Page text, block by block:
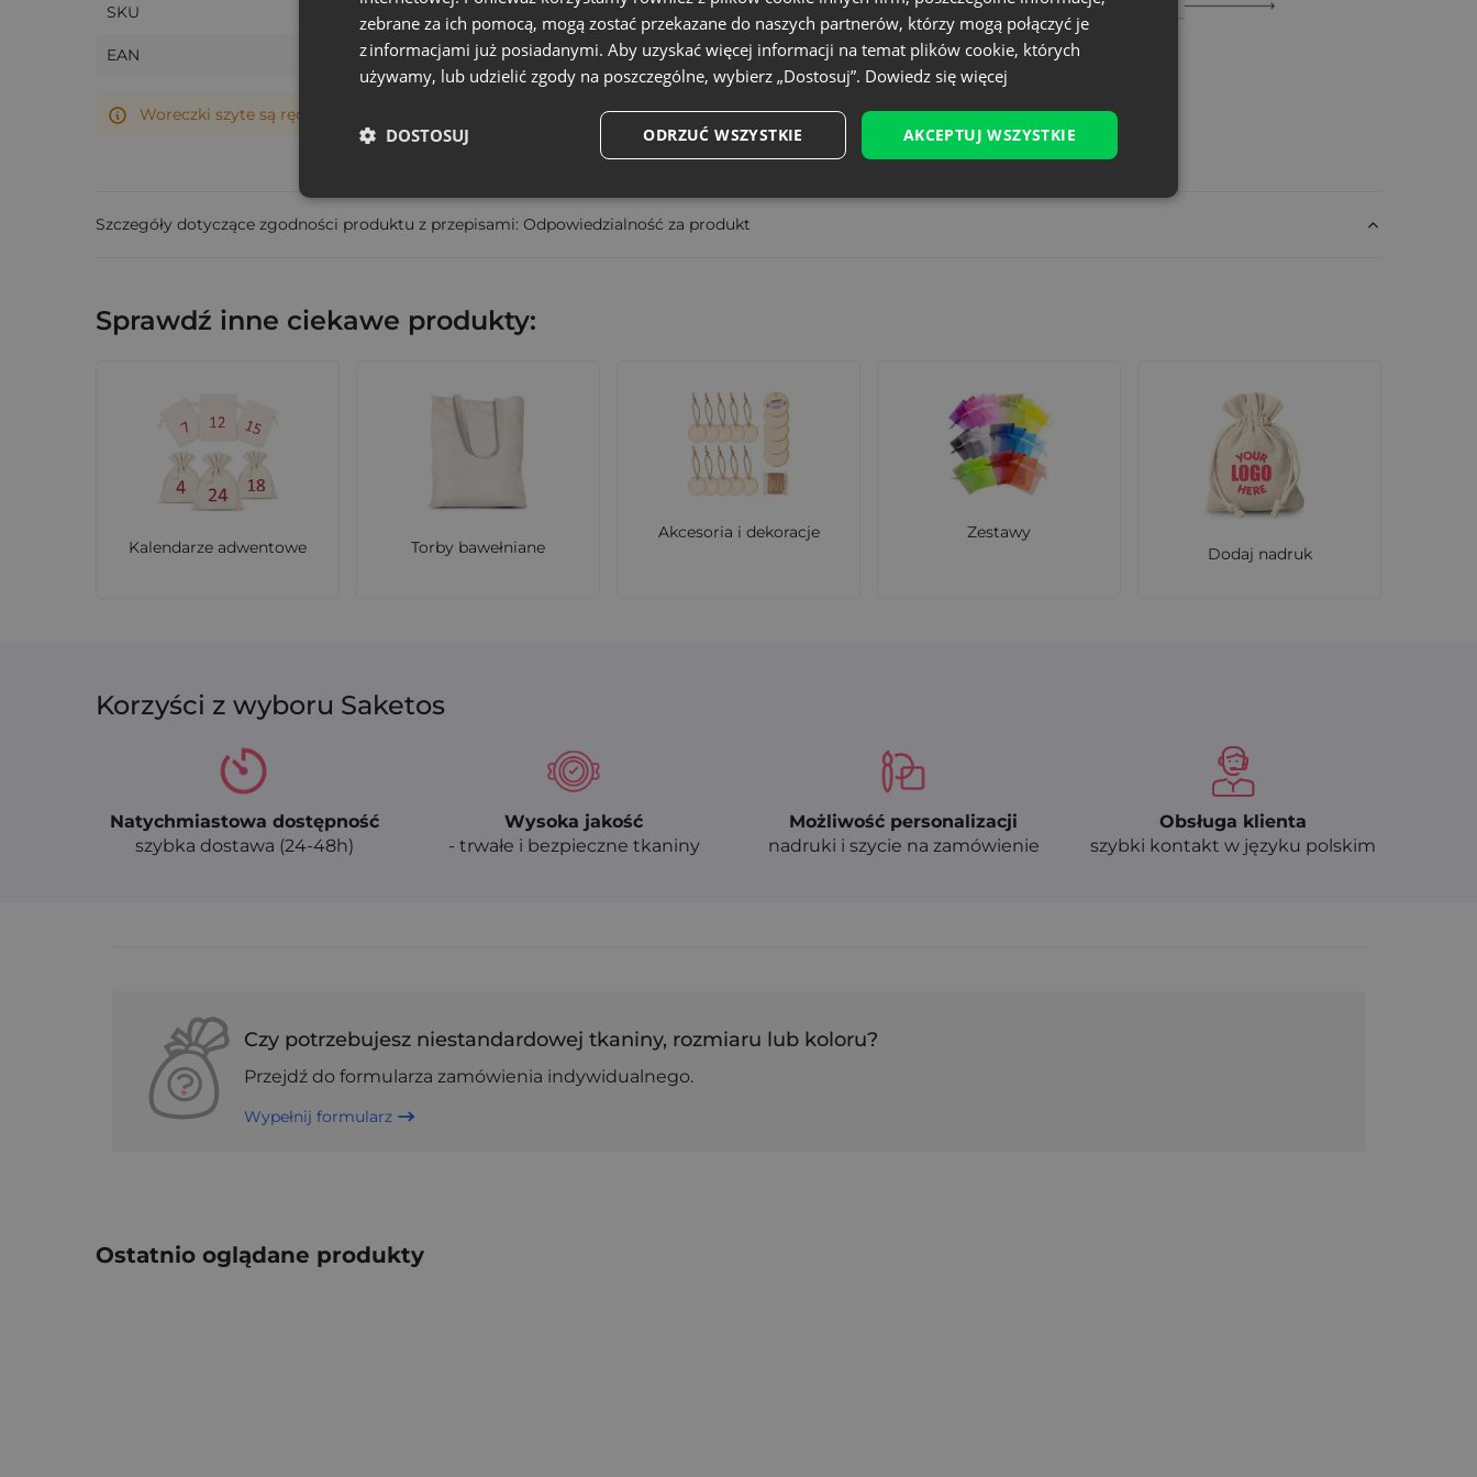
15 cm szerokości x 20 cm wysokości.
Zestaw zawiera 5 sztuk.
SKU PJUT-1520-NAT.GD-001
EAN 5903003410966
Woreczki szyte są ręcznie, dlatego ich rzeczywisty rozmiar może różnić +/- 1 cm
Szczegóły dotyczące zgodności produktu z przepisami: Odpowiedzialność za produkt
Sprawdź inne ciekawe produkty:
Kalendarze adwentowe Torby bawełniane
Akcesoria i dekoracje
Zestawy
Dodaj nadruk
Korzyści z wyboru Saketos
Natychmiastowa dostępność
szybka dostawa (24-48h)
Wysoka jakość
- trwałe i bezpieczne tkaniny
Możliwość personalizacji
nadruki i szycie na zamówienie
Obsługa klienta
szybki kontakt w języku polskim
Czy potrzebujesz niestandardowej tkaniny, rozmiaru lub koloru?
Przejdź do formularza zamówienia indywidualnego.
Wypełnij formularz
Ostatnio oglądane produkty
zebrane za ich pomocą, mogą zostać przekazane do naszych partnerów, którzy mogą połączyć je
z informacjami już posiadanymi. Aby uzyskać więcej informacji na temat plików cookie, których
używamy, lub udzielić zgody na poszczególne, wybierz „Dostosuj”. Dowiedz się więcej
AKCEPTUJ WSZYSTKIE
ODRZUĆ WSZYSTKIE
DOSTOSUJ